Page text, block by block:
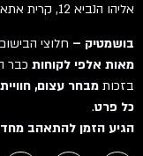
אליהו הנביא 12, קרית אתא
בושמטיק –חלוצי הבישום
מאות אלפי לקוחותכבר
בזכותמבחר עצום,
כל פרט.
הגיע הזמן להתאהב